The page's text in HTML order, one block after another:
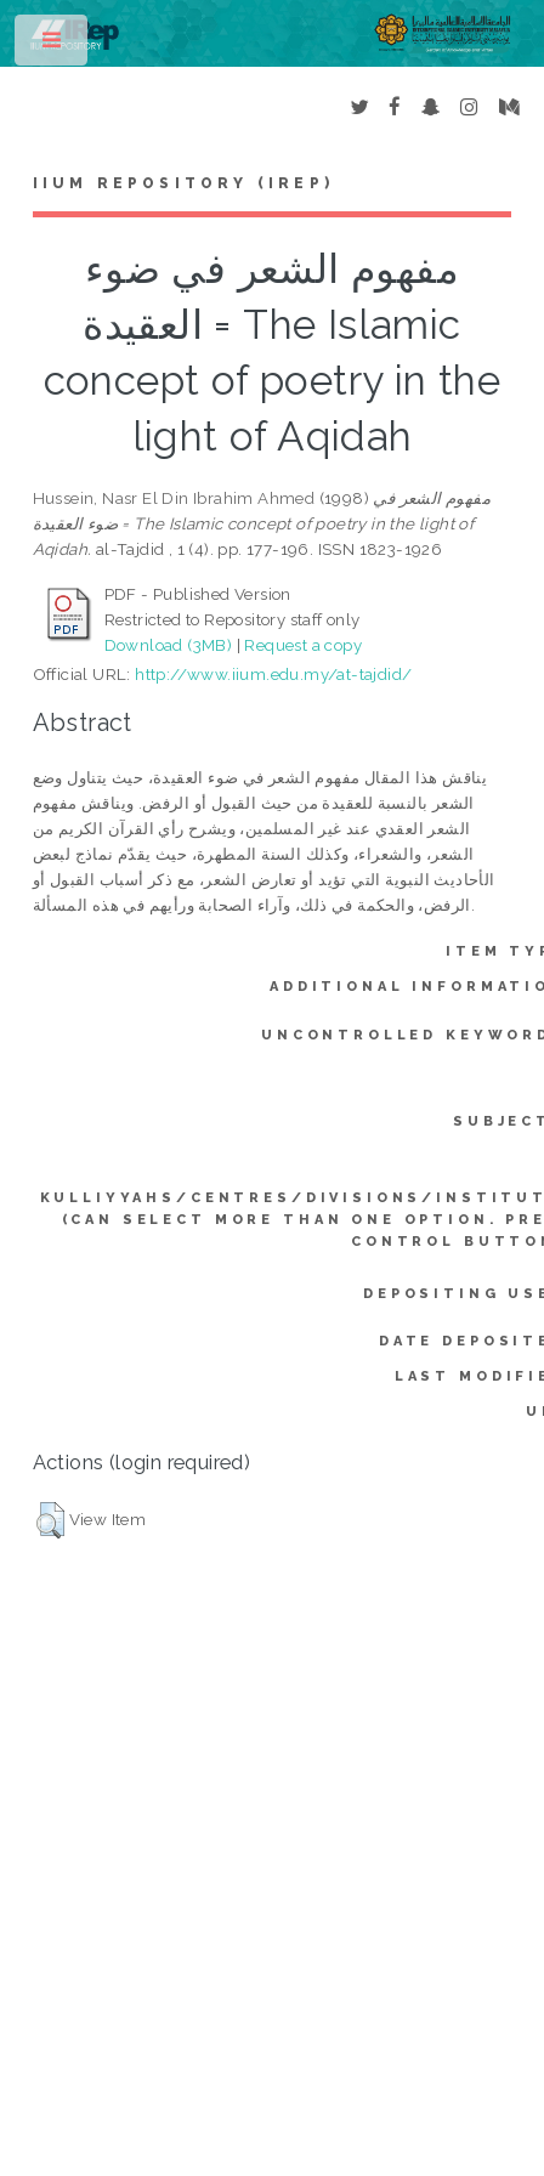
IIUM REPOSITORY (IREP)
مفهوم الشعر في ضوء
العقيدة = The Islamic
concept of poetry in the
light of Aqidah
Hussein, Nasr El Din Ibrahim Ahmed (1998) مفهوم الشعر في
ضوء العقيدة = The Islamic concept of poetry in the light of
Aqidah. al-Tajdid , 1 (4). pp. 177-196. ISSN 1823-1926
PDF - Published Version
Restricted to Repository staff only
Download (3MB) | Request a copy
Official URL: http://www.iium.edu.my/at-tajdid/
Abstract
يناقش هذا المقال مفهوم الشعر في ضوء العقيدة، حيث يتناول وضع
الشعر بالنسبة للعقيدة من حيث القبول أو الرفض. ويناقش مفهوم
الشعر العقدي عند غير المسلمين، ويشرح رأي القرآن الكريم من
الشعر، والشعراء، وكذلك السنة المطهرة، حيث يقدّم نماذج لبعض
الأحاديث النبوية التي تؤيد أو تعارض الشعر، مع ذكر أسباب القبول أو
ITEM
ADDITIONAL
UNCONTROLLED
KULLIYYAHS/CENTRES/DIVISIONS/
(CAN SELECT MORE THAN ONE OPTION.
CONTROL
DEPOSITING
DATE
LAST
Actions (login required)
View Item
Toggle